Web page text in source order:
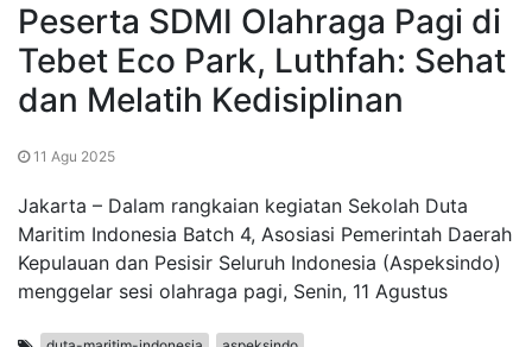
Peserta SDMI Olahraga Pagi di
Tebet Eco Park, Luthfah: Sehat
dan Melatih Kedisiplinan
11 Agu 2025
Jakarta – Dalam rangkaian kegiatan Sekolah Duta
Maritim Indonesia Batch 4, Asosiasi Pemerintah Daerah
Kepulauan dan Pesisir Seluruh Indonesia (Aspeksindo)
menggelar sesi olahraga pagi, Senin, 11 Agustus